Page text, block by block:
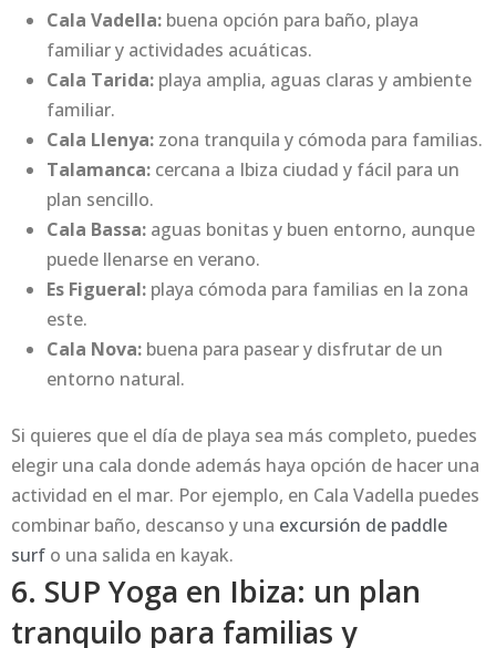
Cala Vadella: buena opción para baño, playa
familiar y actividades acuáticas.
Cala Tarida: playa amplia, aguas claras y ambiente
familiar.
Cala Llenya: zona tranquila y cómoda para familias.
Talamanca: cercana a Ibiza ciudad y fácil para un
plan sencillo.
Cala Bassa: aguas bonitas y buen entorno, aunque
puede llenarse en verano.
Es Figueral: playa cómoda para familias en la zona
este.
Cala Nova: buena para pasear y disfrutar de un
entorno natural.
Si quieres que el día de playa sea más completo, puedes
elegir una cala donde además haya opción de hacer una
actividad en el mar. Por ejemplo, en Cala Vadella puedes
combinar baño, descanso y una excursión de paddle
surf o una salida en kayak.
6. SUP Yoga en Ibiza: un plan
tranquilo para familias y